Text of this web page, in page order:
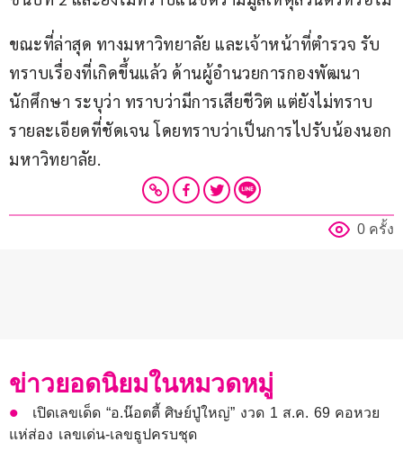
ขณะที่ล่าสุด ทางมหาวิทยาลัย และเจ้าหน้าที่ตำรวจ รับ
ทราบเรื่องที่เกิดขึ้นแล้ว ด้านผู้อำนวยการกองพัฒนา
นักศึกษา ระบุว่า ทราบว่ามีการเสียชีวิต แต่ยังไม่ทราบ
รายละเอียดที่ชัดเจน โดยทราบว่าเป็นการไปรับน้องนอก
มหาวิทยาลัย.
0 ครั้ง
ข่าวยอดนิยมในหมวดหมู่
เปิดเลขเด็ด “อ.น๊อตตี้ ศิษย์ปู่ใหญ่” งวด 1 ส.ค. 69 คอหวย
แห่ส่อง เลขเด่น-เลขธูปครบชุด